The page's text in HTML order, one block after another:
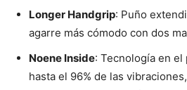
Longer Handgrip: Puño
agarre más cómodo con dos
Noene Inside: Tecnología en
hasta el 96% de las